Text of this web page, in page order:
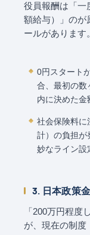
役員報酬は「一
額給与）」のが
ールがあります。
0円スタート
合、最初の数
内に決めた金
社会保険料
計）の負担が
妙なライン設
3. 日本政策
「200万円程度
が、現在の制度